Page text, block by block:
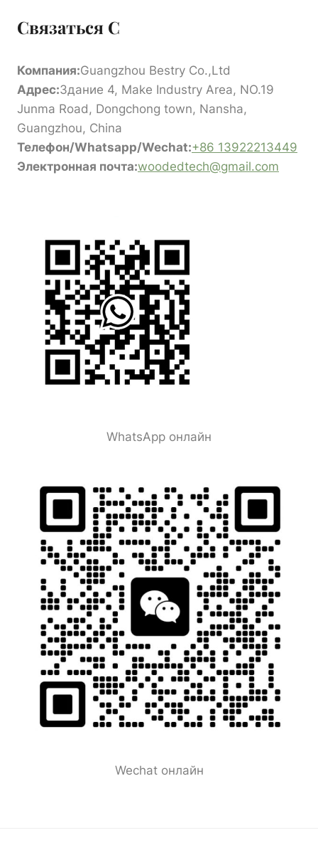
Связаться С
Компания:Guangzhou Bestry Co.,Ltd
Адрес:Здание 4, Make Industry Area, NO.19
Junma Road, Dongchong town, Nansha,
Guangzhou, China
Телефон/Whatsapp/Wechat:+86 13922213449
Электронная почта:woodedtech@gmail.com
WhatsApp онлайн
Wechat онлайн